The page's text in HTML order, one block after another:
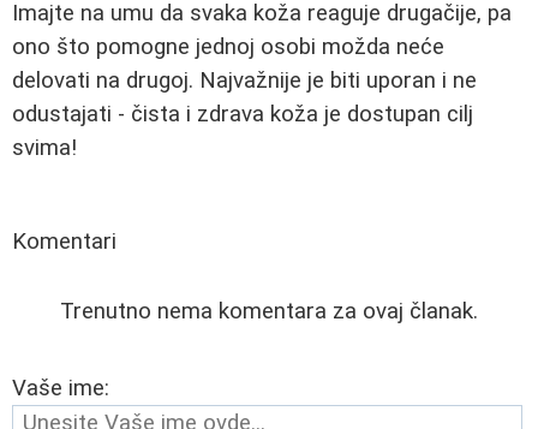
Imajte na umu da svaka koža reaguje drugačije, pa
ono što pomogne jednoj osobi možda neće
delovati na drugoj. Najvažnije je biti uporan i ne
odustajati - čista i zdrava koža je dostupan cilj
svima!
Komentari
Trenutno nema komentara za ovaj članak.
Vaše ime: